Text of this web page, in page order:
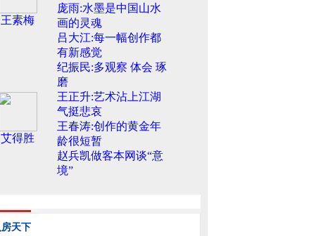
王素梅
庞雨:水墨是中国山水
画的灵魂
吕大江:每一幅创作都
有新感觉
艾得胜
纪振民:多观察 体会 琢
磨
王正升:艺术沾上江湖
气挺悲哀
王春涛:创作的黄金年
龄很短暂
赵兵凯做客本网谈“意
境”